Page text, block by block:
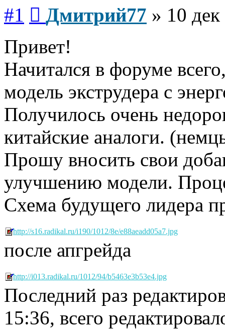
#1 Дмитрий77 » 10
Привет!
Начитался в форуме
модель экструдера с
Получилось очень
китайские аналоги.
Прошу вносить свои
улучшению модели.
Схема будущего лидера
http://s16.radikal.ru/i190/1012/8e/e88aeadd05a7.jpg
после апгрейда
http://i013.radikal.ru/1012/94/b5463e3b53e4.jpg
Последний раз
15:36, всего